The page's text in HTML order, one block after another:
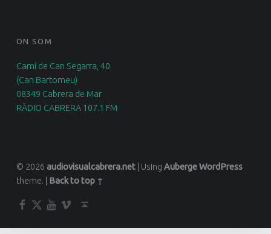
ON SOM
Camí de Can Segarra, 40
(Can Bartomeu)
08349 Cabrera de Mar
RÀDIO CABRERA 107.1 FM
© 2026 audiovisualcabrera.net Using AubergeWordPress
theme.
Back to top ↑
Facebook
TwitterYouTube
Vimeo